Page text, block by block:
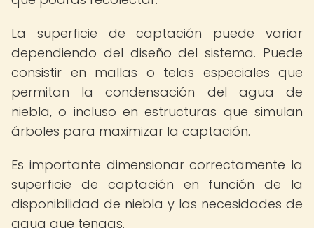
La superficie de captación puede variar
dependiendo del diseño del sistema. Puede
consistir en mallas o telas especiales que
permitan la condensación del agua de
niebla, o incluso en estructuras que simulan
árboles para maximizar la captación.
Es importante dimensionar correctamente la
superficie de captación en función de la
disponibilidad de niebla y las necesidades de
agua que tengas.